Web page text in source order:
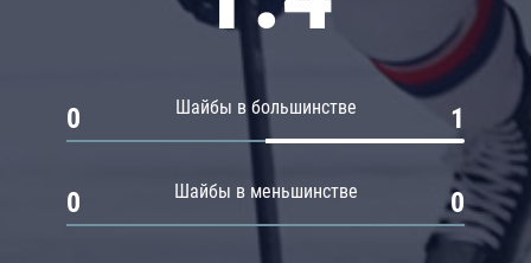
Шайбы в большинстве
0 1
Шайбы в меньшинстве
0 0